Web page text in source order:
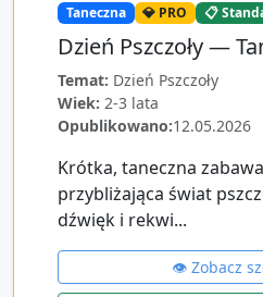
Taneczna 💎 PRO 📋
Dzień Pszczoły —
Temat: Dzień Pszczoły
Wiek: 2-3 lata
Opublikowano:12.05.2026
Krótka, taneczna
przybliżająca świat
dźwięk i rekwi...
👁️ Zobacz